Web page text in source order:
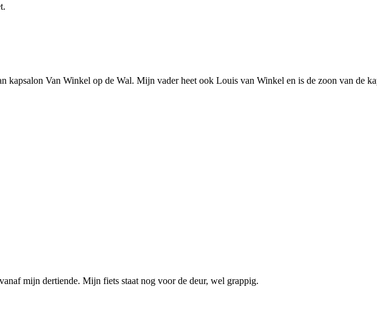
kapsalon Van Winkel op de Wal. Mijn vader heet ook Louis van Winkel en is de zoon van de
mijn dertiende. Mijn fiets staat nog voor de deur, wel grappig.